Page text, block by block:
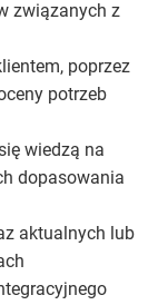
związanych z
poprzez
potrzeb
wiedzą na
dopasowania
aktualnych lub